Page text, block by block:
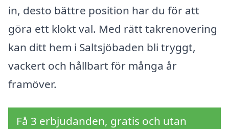
in, desto bättre position har du för att
göra ett klokt val. Med rätt takrenovering
kan ditt hem i Saltsjöbaden bli tryggt,
vackert och hållbart för många år
framöver.
Få 3 erbjudanden, gratis och utan